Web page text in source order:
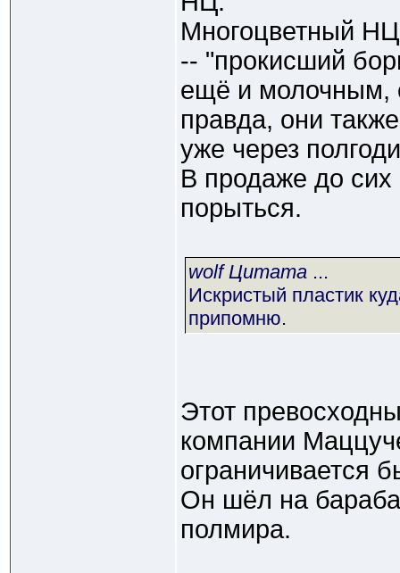
Многоцветный
-- "прокисший
ещё и молочным,
правда, они
уже через
В продаже до сих
порыться.
wolf Цитата ...
Искристый пластик
припомню.
Этот
компании
ограничивается
Он шёл на
полмира.